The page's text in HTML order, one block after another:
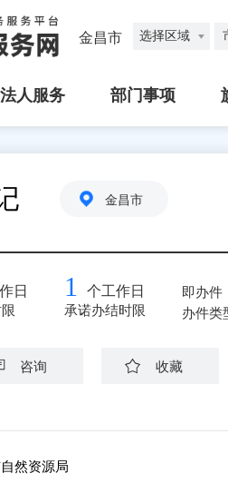
金昌市 选择区域
法人服务 部门事项
金昌市
日 1 个工作日
承诺办结时限
即办件
办件类
咨询 收藏
然资源局